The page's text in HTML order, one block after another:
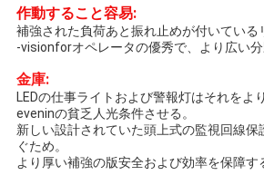
作動すること容易:
補強された負荷あと振れ止めが付いている
-visionforオペレータの優秀で、より広い分
金庫:
LEDの仕事ライトおよび警報灯はそれをよ
eveninの貧乏人光条件させる。
新しい設計されていた頭上式の監視回線保
ぐため。
より厚い補強の版安全および効率を保障す